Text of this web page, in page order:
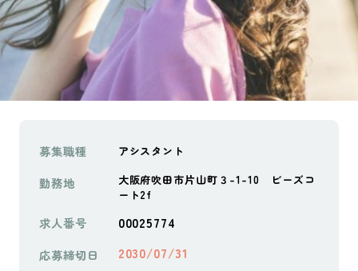
募集職種 アシスタント
勤務地
大阪府吹田市片山町３-1-10 ビーズコ
ート2f
求人番号 00025774
応募締切日 2030/07/31